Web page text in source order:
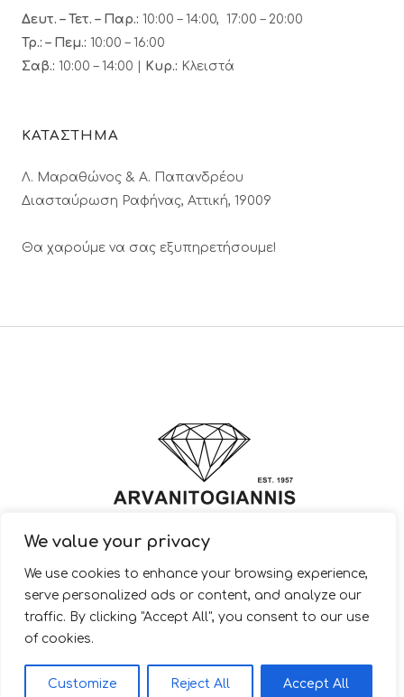
We value your privacy
We use cookies to enhance your browsing experience,
serve personalized ads or content, and analyze our
traffic. By clicking "Accept All", you consent to our use
of cookies.
Customize Reject All Accept All
Δευτ. – Τετ. – Παρ.: 10:00 – 14:00, 17:00 – 20:00
Τρ.: – Πεμ.: 10:00 – 16:00
Σαβ.: 10:00 – 14:00 | Κυρ.: Κλειστά
ΚΑΤΑΣΤΗΜΑ
Λ. Μαραθώνος & A. Παπανδρέου
Διασταύρωση Ραφήνας, Αττική, 19009
Θα χαρούμε να σας εξυπηρετήσουμε!
© 2022 ARVANITOGIANNIS – Jewelry Design & Manufacturing |
JewelryShop.gr
EL